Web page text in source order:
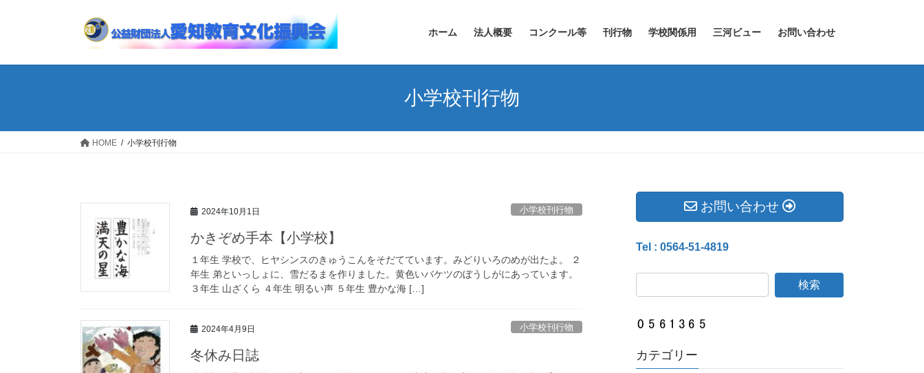
ホーム 法人概要 コンクール等 刊行物 学校関係用 三河ビュー お問い合わせ
小学校刊行物
HOME 小学校刊行物
2024年10月1日 小学校刊行物
かきぞめ手本【小学校】
１年生 学校で、ヒヤシンスのきゅうこんをそだてています。みどりいろのめが出たよ。 ２
年生 弟といっしょに、雪だるまを作りました。黄色いバケツのぼうしがにあっています。
３年生 山ざくら ４年生 明るい声 ５年生 豊かな海 […]
2024年4月9日 小学校刊行物
冬休み日誌
お問い合わせ
Tel : 0564-51-4819
カテゴリー